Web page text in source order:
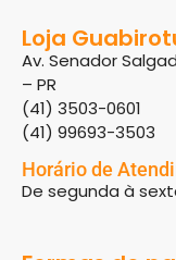
Loja
Av. Senador
– PR
(41) 3503-0601
(41) 99693-3503
Horário de
De segunda à